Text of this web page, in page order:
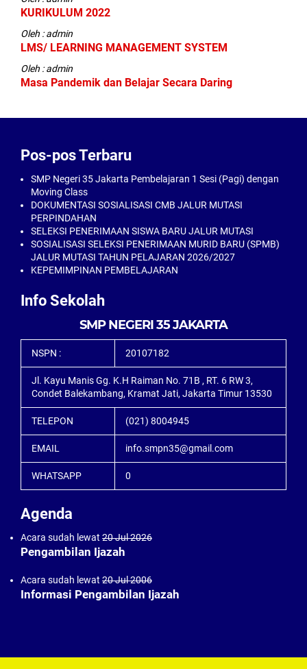
KURIKULUM 2022
Oleh : admin
LMS/ LEARNING MANAGEMENT SYSTEM
Oleh : admin
Masa Pandemik dan Belajar Secara Daring
Pos-pos Terbaru
SMP Negeri 35 Jakarta Pembelajaran 1 Sesi (Pagi) dengan
Moving Class
DOKUMENTASI SOSIALISASI CMB JALUR MUTASI
PERPINDAHAN
SELEKSI PENERIMAAN SISWA BARU JALUR MUTASI
SOSIALISASI SELEKSI PENERIMAAN MURID BARU (SPMB)
JALUR MUTASI TAHUN PELAJARAN 2026/2027
KEPEMIMPINAN PEMBELAJARAN
Info Sekolah
SMP NEGERI 35 JAKARTA
NSPN : 20107182
Jl. Kayu Manis Gg. K.H Raiman No. 71B , RT. 6 RW 3,
Condet Balekambang, Kramat Jati, Jakarta Timur 13530
TELEPON (021) 8004945
EMAIL info.smpn35@gmail.com
WHATSAPP 0
Agenda
Acara sudah lewat 20 Jul 2026
Pengambilan Ijazah
Acara sudah lewat 20 Jul 2006
Informasi Pengambilan Ijazah